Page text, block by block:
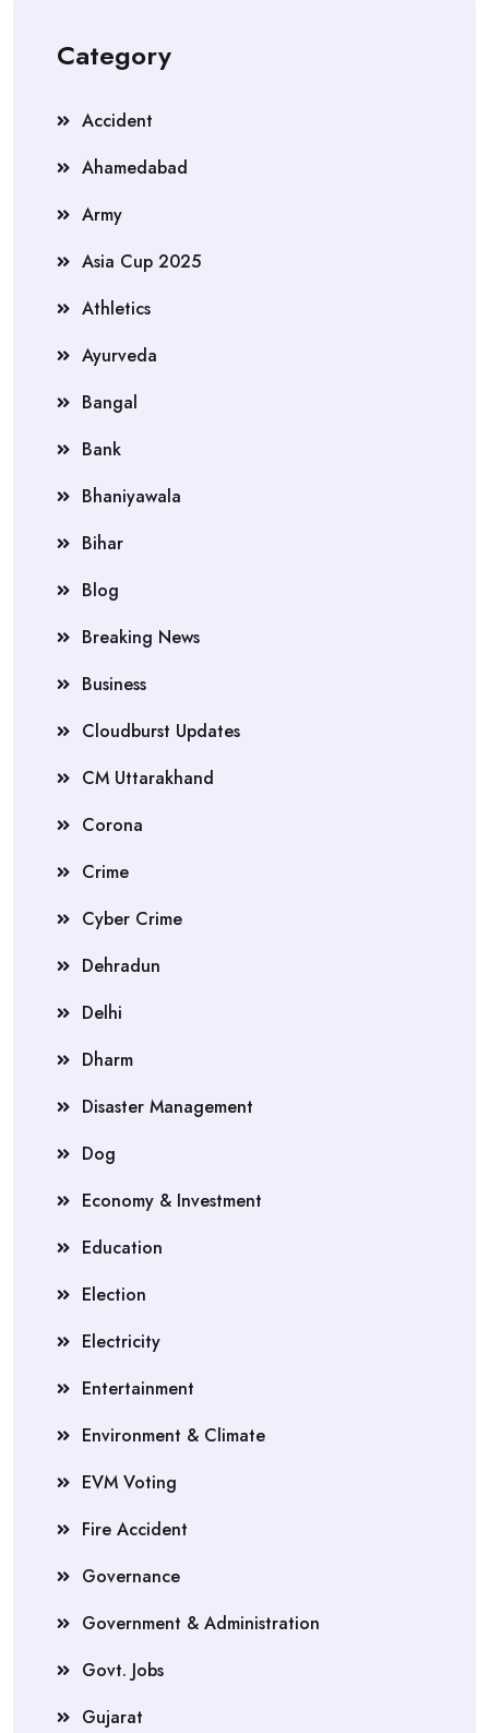
Category
Accident
Ahamedabad
Army
Asia Cup 2025
Athletics
Ayurveda
Bangal
Bank
Bhaniyawala
Bihar
Blog
Breaking News
Business
Cloudburst Updates
CM Uttarakhand
Corona
Crime
Cyber Crime
Dehradun
Delhi
Dharm
Disaster Management
Dog
Economy & Investment
Education
Election
Electricity
Entertainment
Environment & Climate
EVM Voting
Fire Accident
Governance
Government & Administration
Govt. Jobs
Gujarat